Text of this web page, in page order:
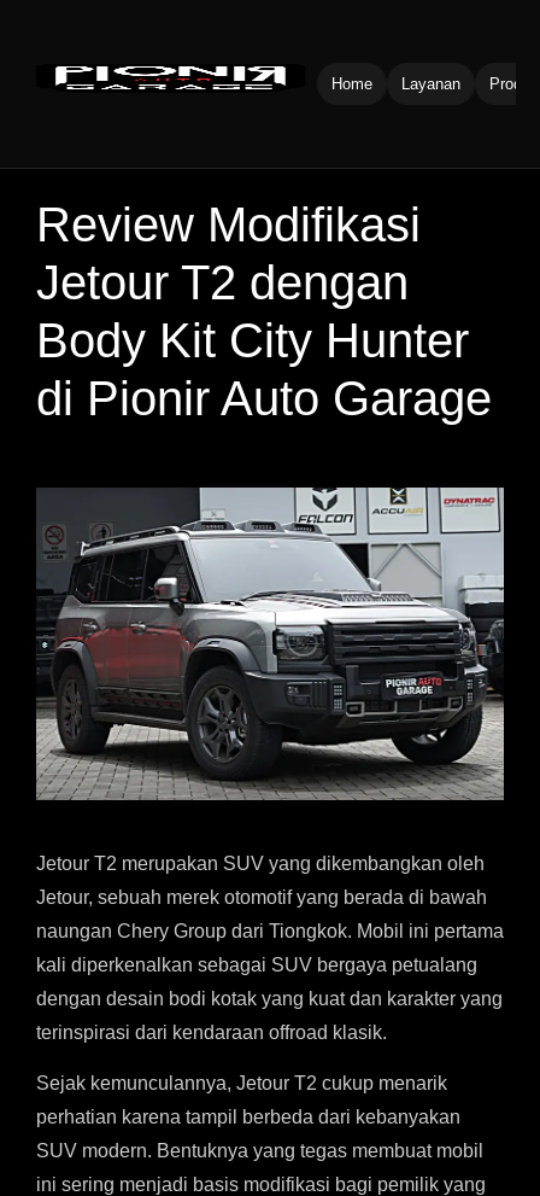
Home Layanan Produk
Review Modifikasi
Jetour T2 dengan
Body Kit City Hunter
di Pionir Auto Garage
Jetour T2 merupakan SUV yang dikembangkan oleh
Jetour, sebuah merek otomotif yang berada di bawah
naungan Chery Group dari Tiongkok. Mobil ini pertama
kali diperkenalkan sebagai SUV bergaya petualang
dengan desain bodi kotak yang kuat dan karakter yang
terinspirasi dari kendaraan offroad klasik.
Sejak kemunculannya, Jetour T2 cukup menarik
perhatian karena tampil berbeda dari kebanyakan
SUV modern. Bentuknya yang tegas membuat mobil
ini sering menjadi basis modifikasi bagi pemilik yang